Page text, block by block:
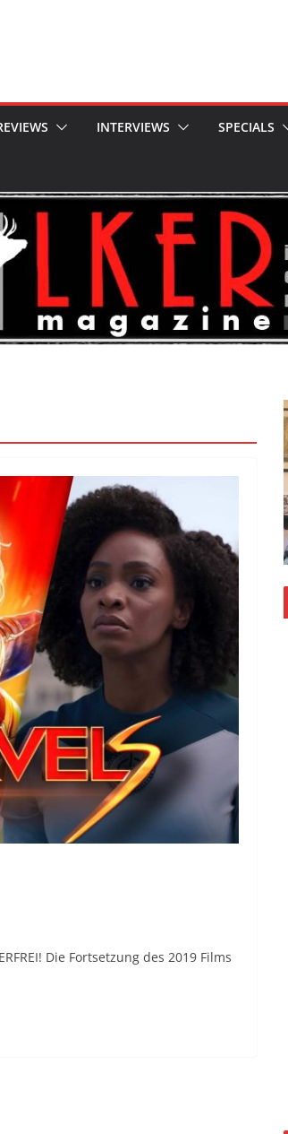
INTERVIEWS SPECIALS
Die Fortsetzung des 2019 Films